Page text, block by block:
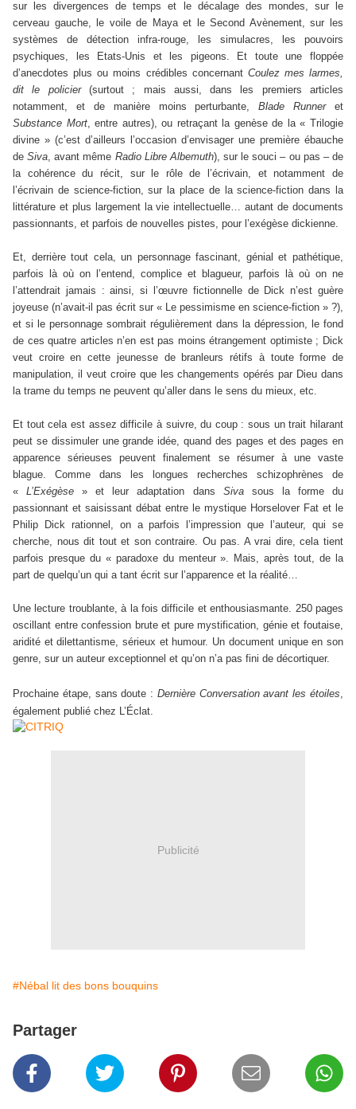
sur les divergences de temps et le décalage des mondes, sur le
cerveau gauche, le voile de Maya et le Second Avènement, sur les
systèmes de détection infra-rouge, les simulacres, les pouvoirs
psychiques, les Etats-Unis et les pigeons. Et toute une floppée
d’anecdotes plus ou moins crédibles concernant Coulez mes larmes,
dit le policier(surtout ; mais aussi, dans les premiers articles
notamment, et de manière moins perturbante,Blade Runneret
Substance Mort, entre autres), ou retraçant la genèse de la « Trilogie
divine » (c’est d’ailleurs l’occasion d’envisager une première ébauche
deSiva, avant même Radio Libre Albemuth), sur le souci – ou pas – de
la cohérence du récit, sur le rôle de l’écrivain, et notamment de
l’écrivain de science-fiction, sur la place de la science-fiction dans la
littérature et plus largement la vie intellectuelle… autant de documents
passionnants, et parfois de nouvelles pistes, pour l’exégèse dickienne.
Et, derrière tout cela, un personnage fascinant, génial et pathétique,
parfois là où on l’entend, complice et blagueur, parfois là où on ne
l’attendrait jamais : ainsi, si l’œuvre fictionnelle de Dick n’est guère
joyeuse (n’avait-il pas écrit sur « Le pessimisme en science-fiction » ?),
et si le personnage sombrait régulièrement dans la dépression, le fond
de ces quatre articles n’en est pas moins étrangement optimiste ; Dick
veut croire en cette jeunesse de branleurs rétifs à toute forme de
manipulation, il veut croire que les changements opérés par Dieu dans
la trame du temps ne peuvent qu’aller dans le sens du mieux, etc.
Et tout cela est assez difficile à suivre, du coup : sous un trait hilarant
peut se dissimuler une grande idée, quand des pages et des pages en
apparence sérieuses peuvent finalement se résumer à une vaste
blague. Comme dans les longues recherches schizophrènes de
«L’Exégèse » et leur adaptation dans Sivasous la forme du
passionnant et saisissant débat entre le mystique Horselover Fat et le
Philip Dick rationnel, on a parfois l’impression que l’auteur, qui se
cherche, nous dit tout et son contraire. Ou pas. A vrai dire, cela tient
parfois presque du « paradoxe du menteur ». Mais, après tout, de la
part de quelqu’un qui a tant écrit sur l’apparence et la réalité…
Une lecture troublante, à la fois difficile et enthousiasmante. 250 pages
oscillant entre confession brute et pure mystification, génie et foutaise,
aridité et dilettantisme, sérieux et humour. Un document unique en son
genre, sur un auteur exceptionnel et qu’on n’a pas fini de décortiquer.
Prochaine étape, sans doute : Dernière Conversation avant les étoiles,
également publié chez L’Éclat.
Publicité
#Nébal lit des bons bouquins
Partager